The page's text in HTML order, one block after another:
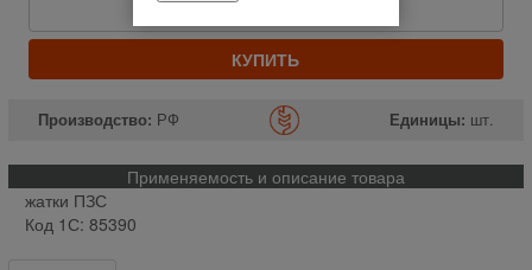
КУПИТЬ
Производство: РФ Единицы: шт.
Применяемость и описание товара
жатки ПЗС
Код 1С: 85390